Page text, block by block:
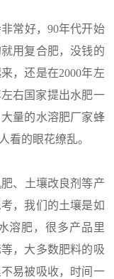
常好，90年代开始
用复合肥，没钱的
，还是在2000年左
右国家提出水肥一
量的水溶肥厂家蜂
看的眼花缭乱。
、土壤改良剂等产
，我们的土壤是如
溶肥，很多产品里
，大多数肥料的吸
易被吸收，时间一